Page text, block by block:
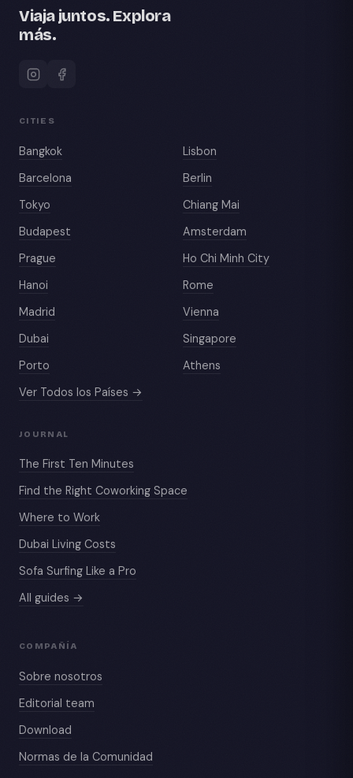
Viaja juntos. Explora
más.
CITIES
Bangkok
Lisbon
Barcelona
Berlin
Tokyo
Chiang Mai
Budapest
Amsterdam
Prague
Ho Chi Minh City
Hanoi
Rome
Madrid
Vienna
Dubai
Singapore
Porto
Athens
Ver Todos los Países →
JOURNAL
The First Ten Minutes
Find the Right Coworking Space
Where to Work
Dubai Living Costs
Sofa Surfing Like a Pro
All guides →
COMPAÑÍA
Sobre nosotros
Editorial team
Download
Normas de la Comunidad